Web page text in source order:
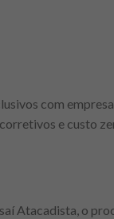
com
e custo
Atacadista, o